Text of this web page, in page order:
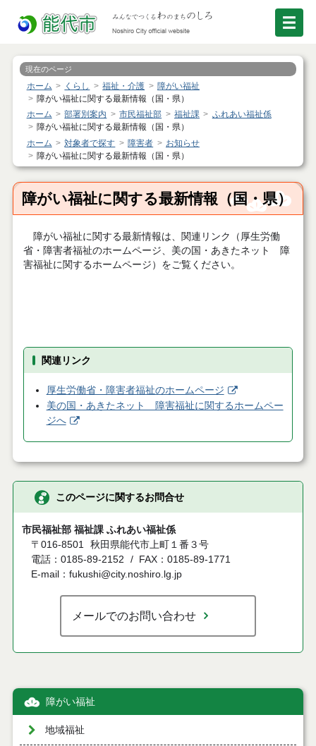
現在のページ
ホーム くらし 福祉・介護
障がい福祉
障がい福祉に関する最新情報（国・県）
ホーム
部署別案内 市民福祉部 福祉課
ふれあい福祉係
障がい福祉に関する最新情報（国・県）
ホーム
対象者で探す 障害者
お知らせ
障がい福祉に関する最新情報（国・県）
障がい福祉に関する最新情報（国・県）
障がい福祉に関する最新情報は、関連リンク（厚生労働
省・障害者福祉のホームページ、美の国・あきたネット 障
害福祉に関するホームページ）をご覧ください。
関連リンク
厚生労働省・障害者福祉のホームページ
美の国・あきたネット 障害福祉に関するホームペー
ジへ
このページに関するお問合せ
市民福祉部 福祉課 ふれあい福祉係
〒016-8501 秋田県能代市上町１番３号
電話：0185-89-2152
FAX：0185-89-1771
E-mail：fukushi@city.noshiro.lg.jp
メールでのお問い合わせ
障がい福祉
地域福祉